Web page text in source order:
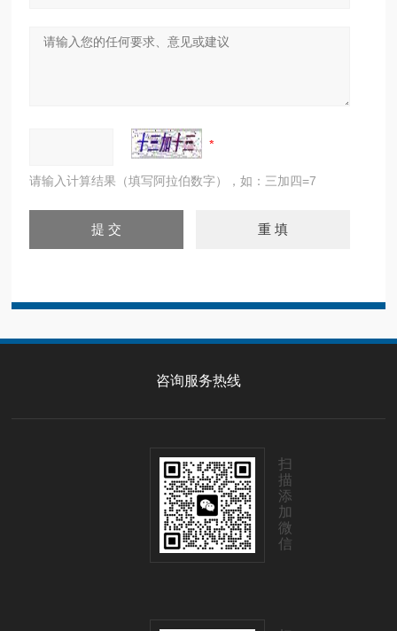
请输入计算结果（填写阿拉伯数字），如：三加四=7
咨询服务热线
扫
描
添
加
微
信